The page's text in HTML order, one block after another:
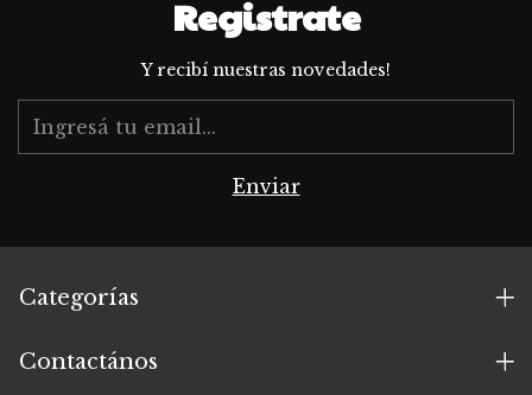
Registrate
Y recibí nuestras novedades!
Categorías
Contactános